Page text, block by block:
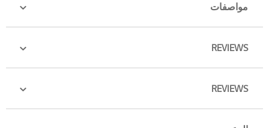
مواصفات
REVIEWS
REVIEWS